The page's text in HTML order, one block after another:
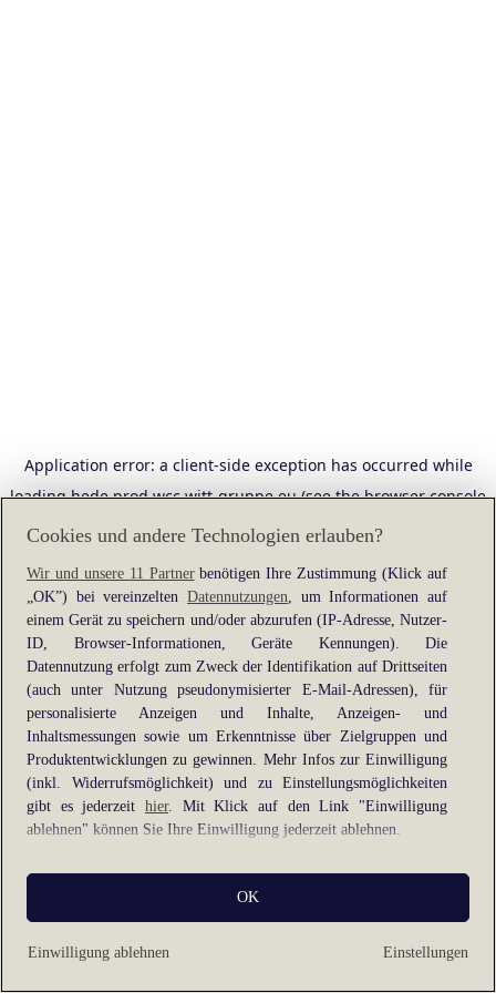
Application error: a client-side exception has occurred while
loadinghede.prod.wcc.witt-gruppe.eu(see the browser console
for more information).
Cookies und andere Technologien erlauben?
Wir und unsere 11 Partnerbenötigen Ihre Zustimmung (Klick auf
„OK”) bei vereinzelten Datennutzungen, um Informationen auf
einem Gerät zu speichern und/oder abzurufen (IP-Adresse, Nutzer-
ID, Browser-Informationen, Geräte Kennungen). Die
Datennutzung erfolgt zum Zweck der Identifikation auf Drittseiten
(auch unter Nutzung pseudonymisierter E-Mail-Adressen), für
personalisierte Anzeigen und Inhalte, Anzeigen- und
Inhaltsmessungen sowie um Erkenntnisse über Zielgruppen und
Produktentwicklungen zu gewinnen. Mehr Infos zur Einwilligung
(inkl. Widerrufsmöglichkeit) und zu Einstellungsmöglichkeiten
gibt es jederzeit hier. Mit Klick auf den Link "Einwilligung
ablehnen" können Sie Ihre Einwilligung jederzeit ablehnen.
Sie können Ihre Einwilligung auch jederzeit grundlos mit Wirkung
für die Zukunft widerrufen, indem Sie z. B. auf den Button
"Cookie-Einstellungen" im Footer der Website und "Alle
ablehnen" klicken.
Einstellungen
Einwilligung ablehnen
OK